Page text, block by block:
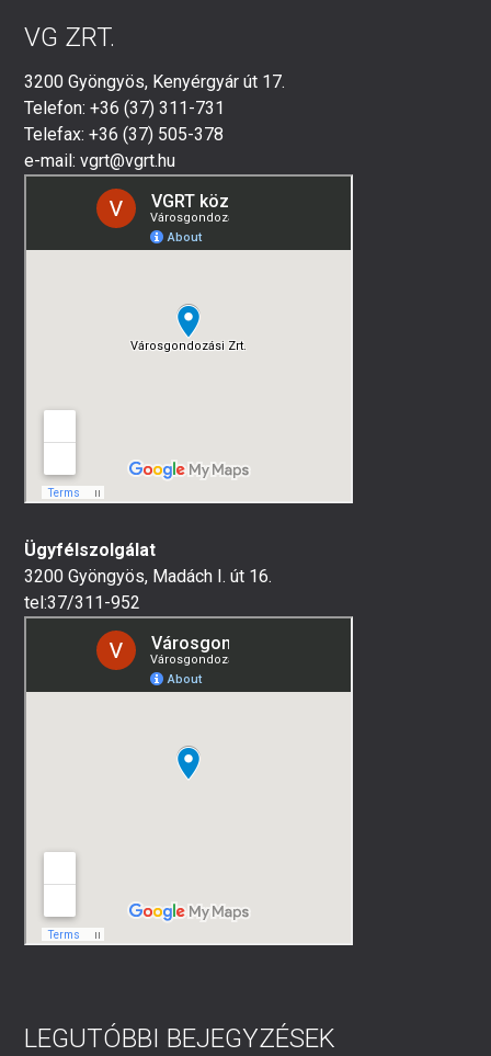
VG ZRT.
3200 Gyöngyös, Kenyérgyár út 17.
Telefon: +36 (37) 311-731
Telefax: +36 (37) 505-378
e-mail: vgrt@vgrt.hu
Ügyfélszolgálat
3200 Gyöngyös, Madách I. út 16.
tel:37/311-952
LEGUTÓBBI BEJEGYZÉSEK